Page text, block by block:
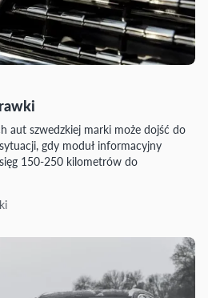
aut szwedzkiej marki może dojść do
gdy moduł informacyjny
150-250 kilometrów do